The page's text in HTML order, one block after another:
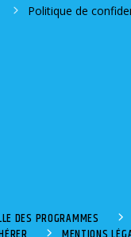
Politique de
DES PROGRAMMES